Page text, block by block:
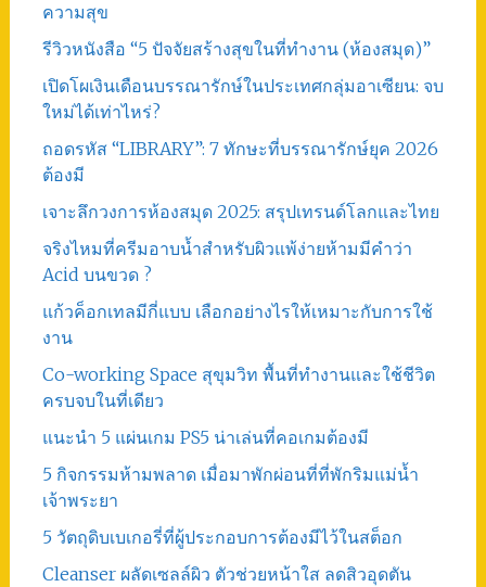
ความสุข
รีวิวหนังสือ “5 ปัจจัยสร้างสุขในที่ทำงาน (ห้องสมุด)”
เปิดโผเงินเดือนบรรณารักษ์ในประเทศกลุ่มอาเซียน: จบ
ใหม่ได้เท่าไหร่?
ถอดรหัส “LIBRARY”: 7 ทักษะที่บรรณารักษ์ยุค 2026
ต้องมี
เจาะลึกวงการห้องสมุด 2025: สรุปเทรนด์โลกและไทย
จริงไหมที่ครีมอาบน้ำสำหรับผิวแพ้ง่ายห้ามมีคำว่า
Acid บนขวด ?
แก้วค็อกเทลมีกี่แบบ เลือกอย่างไรให้เหมาะกับการใช้
งาน
Co-working Space สุขุมวิท พื้นที่ทำงานและใช้ชีวิต
ครบจบในที่เดียว
แนะนำ 5 แผ่นเกม PS5 น่าเล่นที่คอเกมต้องมี
5 กิจกรรมห้ามพลาด เมื่อมาพักผ่อนที่ที่พักริมแม่น้ำ
เจ้าพระยา
5 วัตถุดิบเบเกอรี่ที่ผู้ประกอบการต้องมีไว้ในสต็อก
Cleanser ผลัดเซลล์ผิว ตัวช่วยหน้าใส ลดสิวอุดตัน